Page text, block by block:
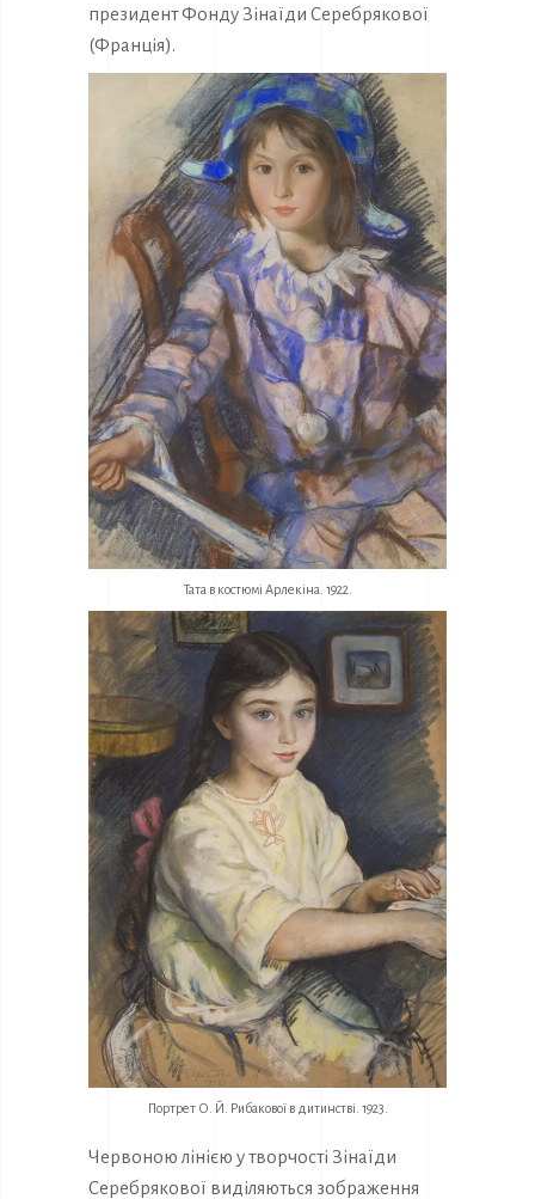
президент Фонду Зінаїди Серебрякової
(Франція).
Тата в костюмі Арлекіна. 1922.
Портрет О. Й. Рибакової в дитинстві. 1923.
Червоною лінією у творчості Зінаїди
Серебрякової виділяються зображення